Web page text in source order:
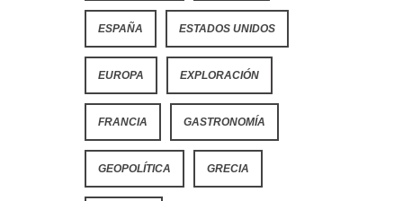
ESPAÑA ESTADOS UNIDOS
EUROPA EXPLORACIÓN
FRANCIA GASTRONOMÍA
GEOPOLÍTICA GRECIA